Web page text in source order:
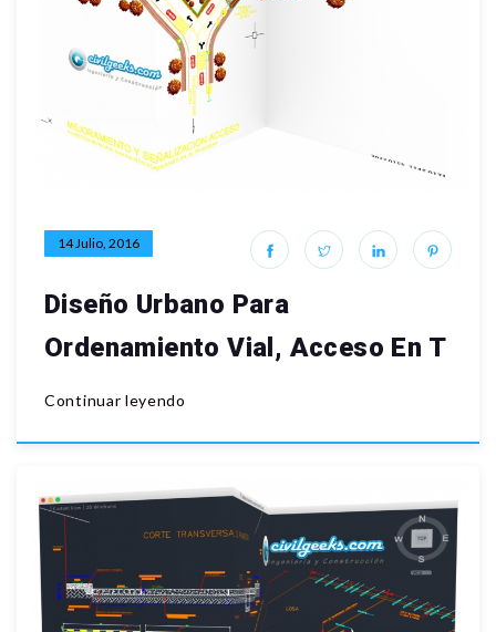
14 Julio, 2016
Diseño Urbano Para
Ordenamiento Vial, Acceso En T
Continuar leyendo